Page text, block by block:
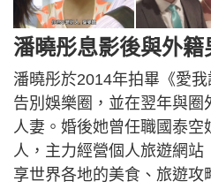
潘曉彤息影後與外籍
潘曉彤於2014年拍畢《愛
告別娛樂圈，並在翌年與圈
人妻。婚後她曾任職國泰空
人，主力經營個人旅遊網站
享世界各地的美食、旅遊攻